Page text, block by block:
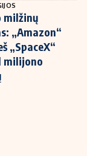
milžinų
„Amazon“
„SpaceX“
milijono